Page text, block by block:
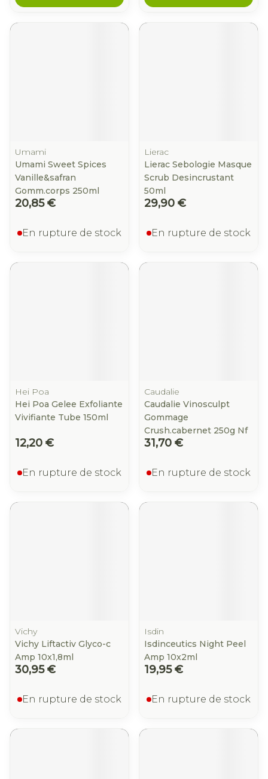
Umami
Umami Sweet Spices
Vanille&safran
Gomm.corps 250ml
20,85 €
En rupture de stock
Lierac
Lierac Sebologie Masque
Scrub Desincrustant
50ml
29,90 €
En rupture de stock
Hei Poa
Hei Poa Gelee Exfoliante
Vivifiante Tube 150ml
12,20 €
En rupture de stock
Caudalie
Caudalie Vinosculpt
Gommage
Crush.cabernet 250g Nf
31,70 €
En rupture de stock
Vichy
Vichy Liftactiv Glyco-c
Amp 10x1,8ml
30,95 €
En rupture de stock
Isdin
Isdinceutics Night Peel
Amp 10x2ml
19,95 €
En rupture de stock